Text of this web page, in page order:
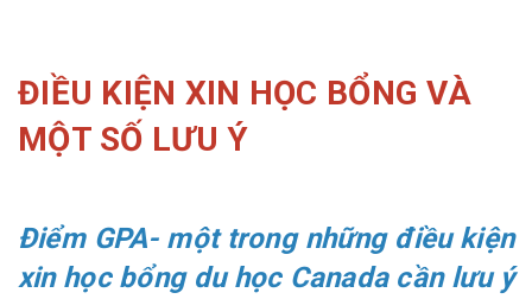
ĐIỀU KIỆN XIN HỌC BỔNG VÀ
MỘT SỐ LƯU Ý
Điểm GPA- một trong những điều kiện
xin học bổng du học Canada cần lưu ý